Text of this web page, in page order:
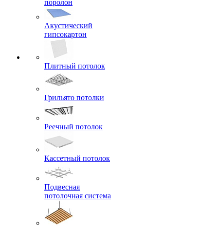
поролон
Акустический
гипсокартон
Плитный потолок
Грильято потолки
Реечный потолок
Кассетный потолок
Подвесная
потолочная система